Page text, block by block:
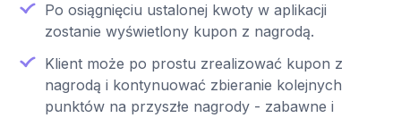
Po osiągnięciu ustalonej kwoty w aplikacji
zostanie wyświetlony kupon z nagrodą.
Klient może po prostu zrealizować kupon z
nagrodą i kontynuować zbieranie kolejnych
punktów na przyszłe nagrody - zabawne i